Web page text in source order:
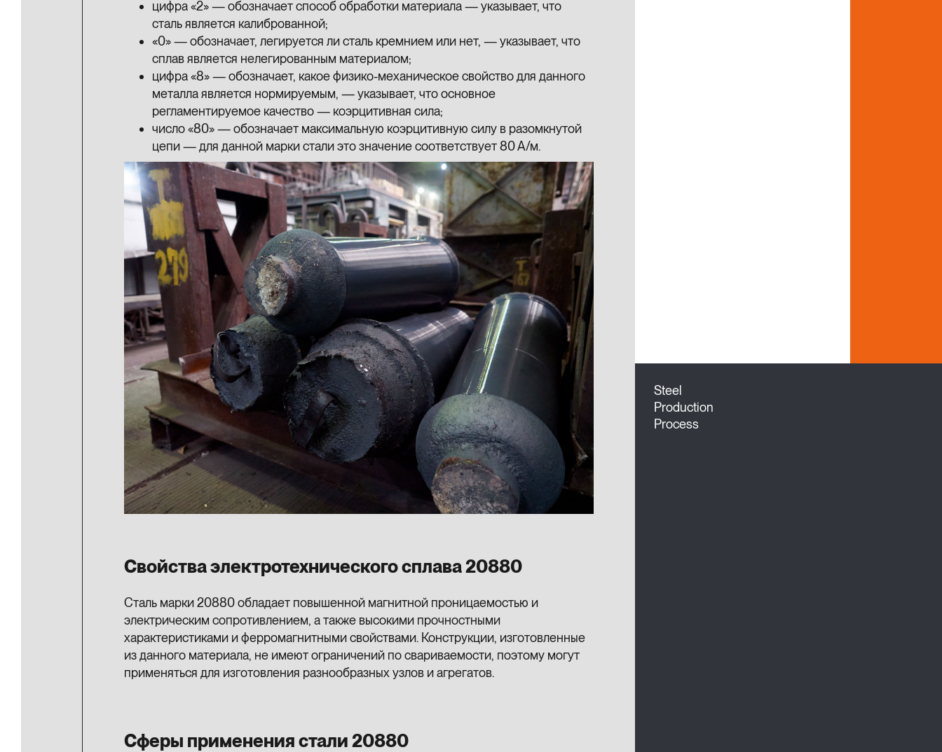
цифра «2» — обозначает способ обработки материала — указывает, что
сталь является калиброванной;
«0» — обозначает, легируется ли сталь кремнием или нет, — указывает, что
сплав является нелегированным материалом;
цифра «8» — обозначает, какое физико-механическое свойство для данного
металла является нормируемым, — указывает, что основное
регламентируемое качество — коэрцитивная сила;
число «80» — обозначает максимальную коэрцитивную силу в разомкнутой
цепи — для данной марки стали это значение соответствует 80 А/м.
Свойства электротехнического сплава 20880
Сталь марки 20880 обладает повышенной магнитной проницаемостью и
электрическим сопротивлением, а также высокими прочностными
характеристиками и ферромагнитными свойствами. Конструкции, изготовленные
из данного материала, не имеют ограничений по свариваемости, поэтому могут
применяться для изготовления разнообразных узлов и агрегатов.
Сферы применения стали 20880
Steel
Production
Process